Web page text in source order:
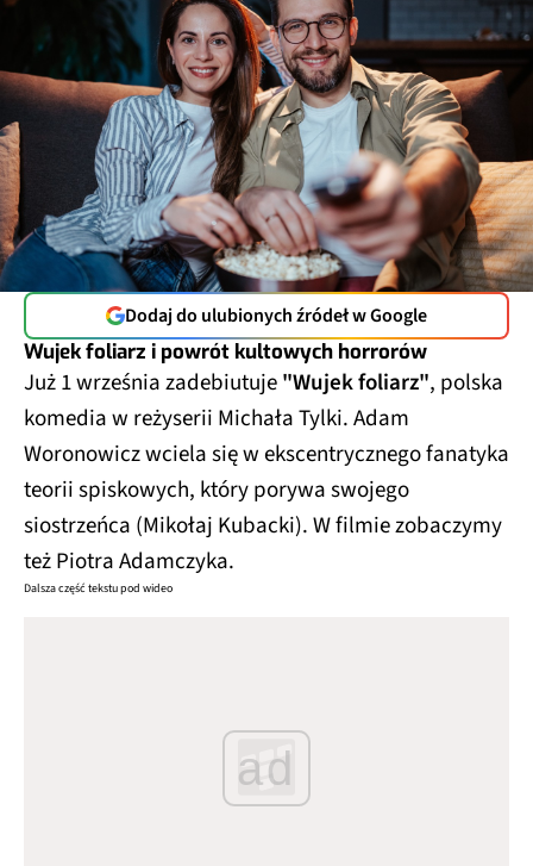
Dodaj do ulubionych źródeł w Google
Wujek foliarz i powrót kultowych horrorów
Już 1 września zadebiutuje"Wujek foliarz", polska
komedia w reżyserii Michała Tylki. Adam
Woronowicz wciela się w ekscentrycznego fanatyka
teorii spiskowych, który porywa swojego
siostrzeńca (Mikołaj Kubacki). W filmie zobaczymy
też Piotra Adamczyka.
Dalsza część tekstu pod wideo
ad